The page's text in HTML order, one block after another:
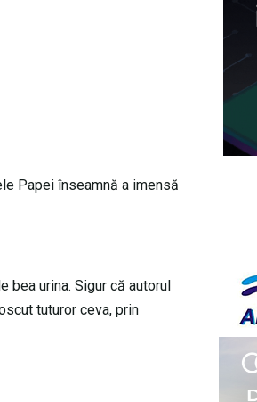
Papei înseamnă a imensă
bea urina. Sigur că autorul
tuturor ceva, prin